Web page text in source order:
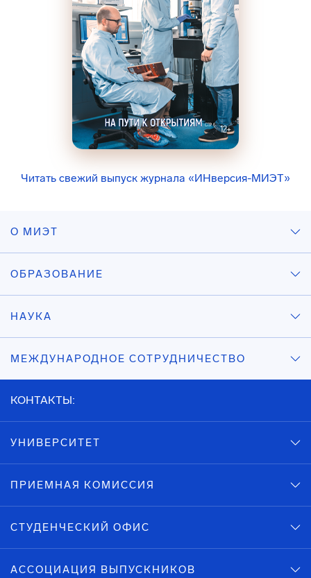
Читать свежий выпуск журнала «ИНверсия-МИЭТ»
О МИЭТ
ОБРАЗОВАНИЕ
НАУКА
МЕЖДУНАРОДНОЕ СОТРУДНИЧЕСТВО
КОНТАКТЫ:
УНИВЕРСИТЕТ
ПРИЕМНАЯ КОМИССИЯ
СТУДЕНЧЕСКИЙ ОФИС
АССОЦИАЦИЯ ВЫПУСКНИКОВ